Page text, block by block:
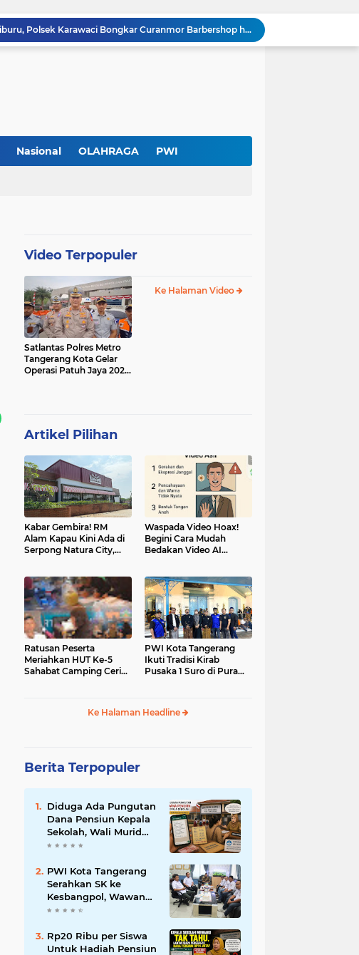
Cuma Sehari Diburu, Polsek Karawaci Bongkar Curanmor Barbershop hingga Jejak Penadah
PWI Kota Tangerang Serahkan SK ke Kesbangpol, Wawan Fauzi: Peran Media Bisa Berdampak Besar hingga Fatal
Soft Opening Warteg Kharisma Bahari Otentik 2, Hadirkan Menu Lezat dengan Harga Ramah di Kantong
Nasional OLAHRAGA PWI
Video Terpopuler
Satlantas Polres Metro
Tangerang Kota Gelar
Operasi Patuh Jaya 2025,
Ke Halaman Video
Artikel Pilihan
Kabar Gembira! RM
Alam Kapau Kini Ada di
Serpong Natura City,
Waspada Video Hoax!
Begini Cara Mudah
Bedakan Video AI
Ratusan Peserta
Meriahkan HUT Ke-5
Sahabat Camping Ceria,
PWI Kota Tangerang
Ikuti Tradisi Kirab
Pusaka 1 Suro di Pura
Ke Halaman Headline
Berita Terpopuler
Diduga Ada Pungutan
Dana Pensiun Kepala
Sekolah, Wali Murid
SDN Pasar Kemis 2
Pengaduan
PWI Kota Tangerang
Serahkan SK ke
Kesbangpol, Wawan
Fauzi: Peran Media
hingga Fatal
Rp20 Ribu per Siswa
Untuk Hadiah Pensiun